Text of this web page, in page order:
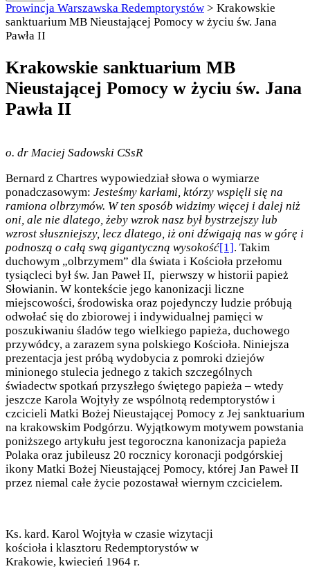
Prowincja Warszawska Redemptorystów > Krakowskie
sanktuarium MB Nieustającej Pomocy w życiu św. Jana
Pawła II
Krakowskie sanktuarium MB
Nieustającej Pomocy w życiu św. Jana
Pawła II
o. dr Maciej Sadowski CSsR
Bernard z Chartres wypowiedział słowa o wymiarze
ponadczasowym: Jesteśmy karłami, którzy wspięli się na
ramiona olbrzymów. W ten sposób widzimy więcej i dalej niż
oni, ale nie dlatego, żeby wzrok nasz był bystrzejszy lub
wzrost słuszniejszy, lecz dlatego, iż oni dźwigają nas w górę i
podnoszą o całą swą gigantyczną wysokość[1] . Takim
duchowym „olbrzymem” dla świata i Kościoła przełomu
tysiącleci był św. Jan Paweł II, pierwszy w historii papież
Słowianin. W kontekście jego kanonizacji liczne
miejscowości, środowiska oraz pojedynczy ludzie próbują
odwołać się do zbiorowej i indywidualnej pamięci w
poszukiwaniu śladów tego wielkiego papieża, duchowego
przywódcy, a zarazem syna polskiego Kościoła. Niniejsza
prezentacja jest próbą wydobycia z pomroki dziejów
minionego stulecia jednego z takich szczególnych
świadectw spotkań przyszłego świętego papieża – wtedy
jeszcze Karola Wojtyły ze wspólnotą redemptorystów i
czcicieli Matki Bożej Nieustającej Pomocy z Jej sanktuarium
na krakowskim Podgórzu. Wyjątkowym motywem powstania
poniższego artykułu jest tegoroczna kanonizacja papieża
Polaka oraz jubileusz 20 rocznicy koronacji podgórskiej
ikony Matki Bożej Nieustającej Pomocy, której Jan Paweł II
przez niemal całe życie pozostawał wiernym czcicielem.
Ks. kard. Karol Wojtyła w czasie wizytacji
kościoła i klasztoru Redemptorystów w
Krakowie, kwiecień 1964 r.